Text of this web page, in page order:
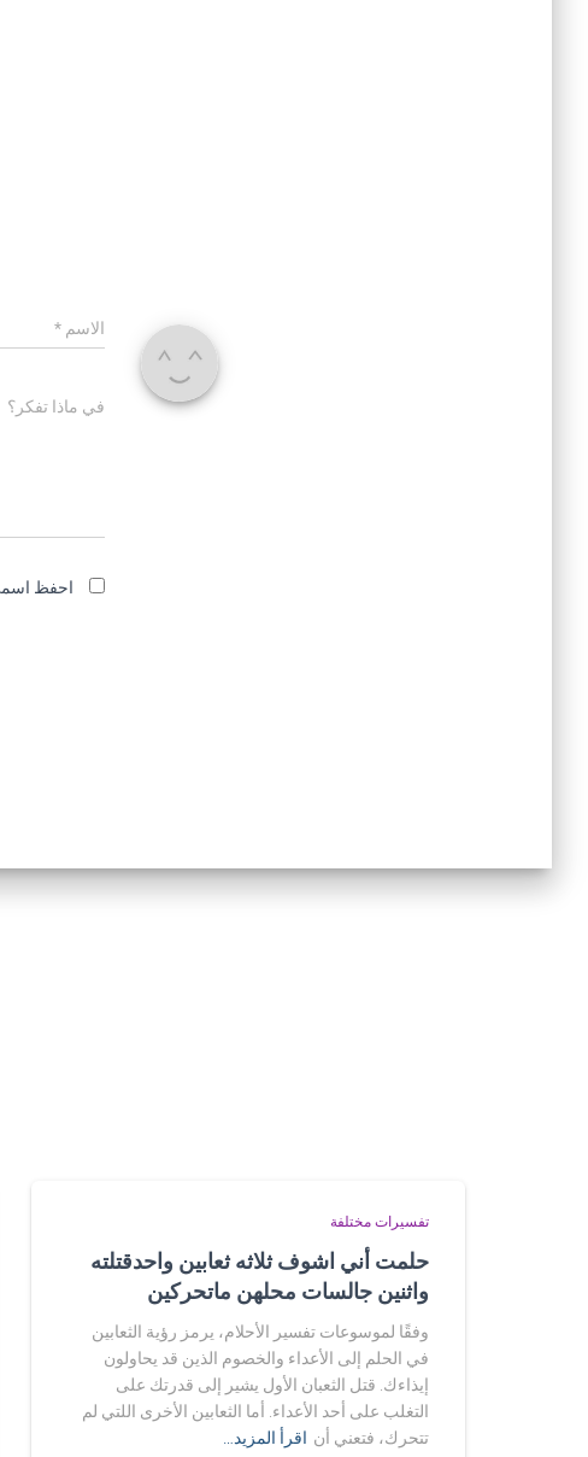
الاسم *
في ماذا تفكر؟
احفظ
تفسيرات مختلفة
حلمت أني اشوف ثلاثه ثعابين واحدقتلته
واثنين جالسات محلهن ماتحركين
وفقًا لموسوعات تفسير الأحلام، يرمز رؤية الثعابين
في الحلم إلى الأعداء والخصوم الذين قد يحاولون
إيذاءك. قتل الثعبان الأول يشير إلى قدرتك على
التغلب على أحد الأعداء. أما الثعابين الأخرى اللتي لم
تتحرك، فتعني أن اقرأ المزيد…